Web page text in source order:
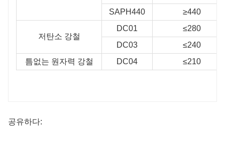
SAPH440
≥440
저탄소 강철
DC01
≤280
DC03
≤240
틈없는 원자력 강철
DC04 ≤210
공유하다: